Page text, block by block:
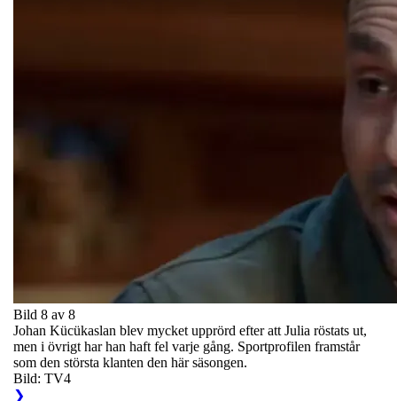
Bild 8 av 8
Johan Kücükaslan blev mycket upprörd efter att Julia röstats ut,
men i övrigt har han haft fel varje gång. Sportprofilen framstår
som den största klanten den här säsongen.
Bild: TV4
❯